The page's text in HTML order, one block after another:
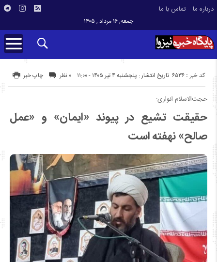
درباره ما تماس با ما
جمعه, ۱۶ مرداد , ۱۴۰۵
تاریخ انتشار : پنجشنبه ۴ تیر ۱۴۰۵ - ۱۱:۰۰ کد خبر : 6536 چاپ خبر ۰ نظر
حجت‌الاسلام انواری:
حقیقت تشیع در پیوند «ایمان» و «عمل
صالح» نهفته است